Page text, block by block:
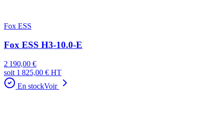
Fox ESS
Fox ESS H3-10.0-E
2 190,00 €
soit 1 825,00 € HT
En stockVoir